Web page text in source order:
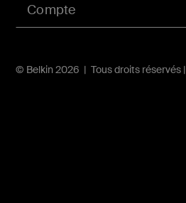
Compte
© Belkin 2026 | Tous droits réservés |